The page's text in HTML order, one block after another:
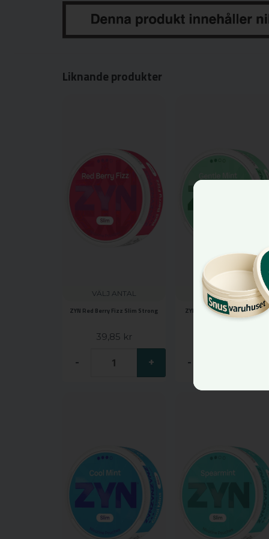
Liknande produkter
VÄLJ ANTAL
ZYN Red Berry Fizz Slim Strong
39,85 kr
- +
VÄLJ ANTAL
ZYN Gentle Mint Slim Normal
-